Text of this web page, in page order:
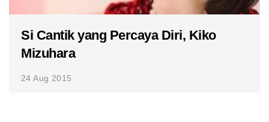
Si Cantik yang Percaya Diri, Kiko
Mizuhara
24 Aug 2015